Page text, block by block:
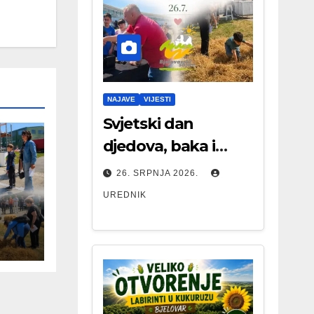
NAJAVE VIJESTI
Svjetski dan
djedova, baka i
starijih osoba
26. SRPNJA 2026.
UREDNIK